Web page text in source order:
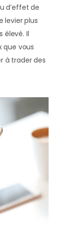
d’effet de
levier plus
élevé. Il
que vous
à trader des